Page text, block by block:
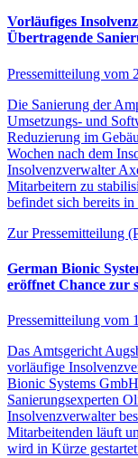
Vorläufiges
Übertragende
Pressemitteilung vom
Die Sanierung der
Umsetzungs- und
Reduzierung im
Wochen nach dem
Insolvenzverwalter
Mitarbeitern zu
befindet sich bereits
Zur Pressemitteilung
German Bionic
eröffnet Chance zur
Pressemitteilung vom
Das Amtsgericht
vorläufige
Bionic Systems
Sanierungsexperten
Insolvenzverwalter
Mitarbeitenden läuft
wird in Kürze